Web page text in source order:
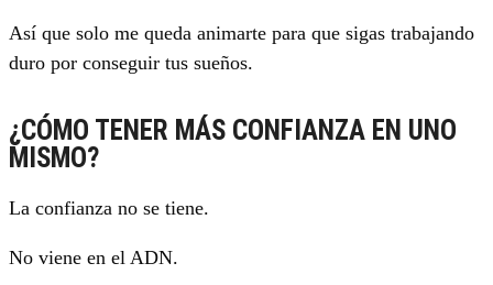
Así que solo me queda animarte para que sigas trabajando
duro por conseguir tus sueños.
¿CÓMO TENER MÁS CONFIANZA EN UNO
MISMO?
La confianza no se tiene.
No viene en el ADN.